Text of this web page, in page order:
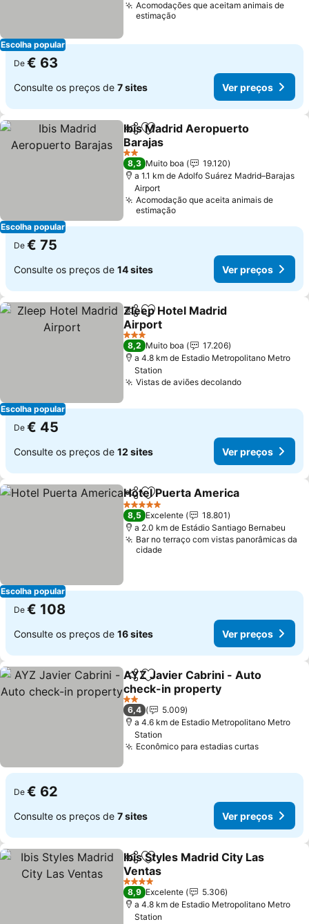
Escolha popular
Acomodações que aceitam animais de
estimação
De € 63
Consulte os preços de 7 sites Ver preços
Escolha popular
PartilharAdicionar aos favoritos
Ibis Madrid Aeropuerto
Barajas
Ver preços
2 Estrelas
8,3 Muito boa
19.120
a 1.1 km de Adolfo Suárez Madrid–Barajas
Airport
Acomodação que aceita animais de
estimação
De € 75
Consulte os preços de 14 sites Ver preços
Escolha popular
PartilharAdicionar aos favoritos
Zleep Hotel Madrid
Airport
Ver preços
3 Estrelas
8,2 Muito boa
17.206
a 4.8 km de Estadio Metropolitano Metro
Station
Vistas de aviões decolandoVer preços
De € 45
Consulte os preços de 12 sites Ver preços
Escolha popular
PartilharAdicionar aos favoritos
Hotel Puerta America
5 Estrelas
8,5 Excelente
18.801
a 2.0 km de Estádio Santiago Bernabeu
Bar no terraço com vistas panorâmicas da
cidade
De € 108
Consulte os preços de 16 sites Ver preços
PartilharAdicionar aos favoritos
AYZ Javier Cabrini - Auto
check-in property
Ver preços
2 Estrelas
6,4
5.009
a 4.6 km de Estadio Metropolitano Metro
Station
Econômico para estadias curtasVer
De € 62
Consulte os preços de 7 sites Ver preços
PartilharAdicionar aos favoritos
Ibis Styles Madrid City Las
Ventas
Ver preços
4 Estrelas
8,9 Excelente
5.306
a 4.8 km de Estadio Metropolitano Metro
Station